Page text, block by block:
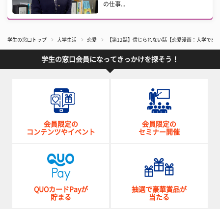
の仕事...
学生の窓口トップ 大学生活 恋愛 【第12話】信じられない話【恋愛漫画：大学で出
学生の窓口会員になってきっかけを探そう！
会員限定の
コンテンツやイベント
会員限定の
セミナー開催
QUOカードPayが
貯まる
抽選で豪華賞品が
当たる